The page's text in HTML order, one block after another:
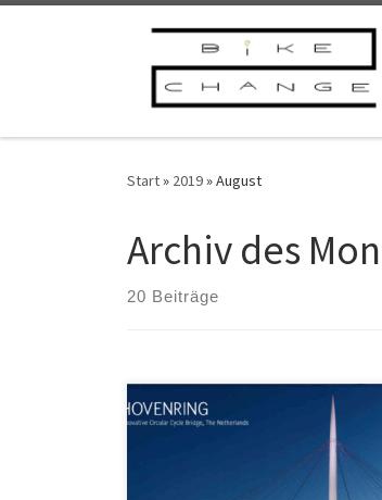
Zum Inhalt springen
Start» 2019»August
Archiv des
20 Beiträge
Bei dem Thema Radfahren sind die